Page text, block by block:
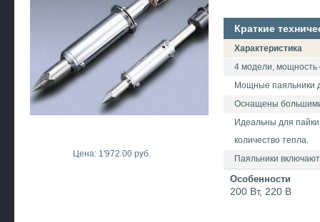
Цена: 1'972.00 руб.
Краткие
Характеристика
4 модели, мощность
Мощные паяльники
Оснащены
Идеальны для
количество тепла.
Паяльники
Особенности
200 Вт, 220 В